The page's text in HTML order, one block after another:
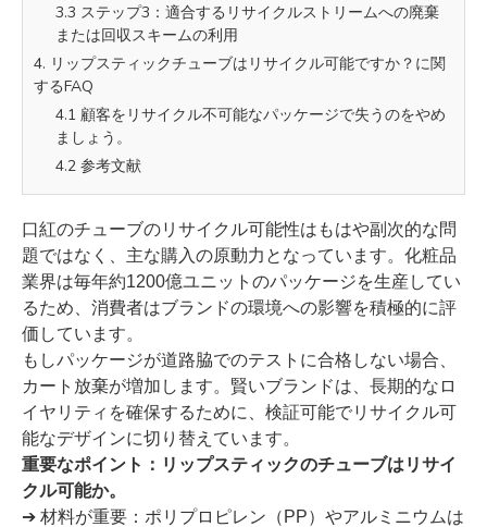
3.3 ステップ3：適合するリサイクルストリームへの廃棄
または回収スキームの利用
4. リップスティックチューブはリサイクル可能ですか？に関
するFAQ
4.1 顧客をリサイクル不可能なパッケージで失うのをやめ
ましょう。
4.2 参考文献
口紅のチューブのリサイクル可能性はもはや副次的な問
題ではなく、主な購入の原動力となっています。化粧品
業界は毎年約1200億ユニットのパッケージを生産してい
るため、消費者はブランドの環境への影響を積極的に評
価しています。
もしパッケージが道路脇でのテストに合格しない場合、
カート放棄が増加します。賢いブランドは、長期的なロ
イヤリティを確保するために、検証可能でリサイクル可
能なデザインに切り替えています。
重要なポイント：リップスティックのチューブはリサイ
クル可能か。
➔ 材料が重要：ポリプロピレン（PP）やアルミニウムは